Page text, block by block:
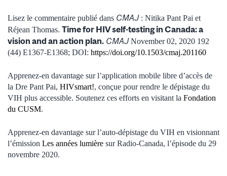
Lisez le commentaire publié dans CMAJ: Nitika Pant Pai et
Réjean Thomas. Time for HIV self-testing in Canada: a
vision and an action plan. CMAJNovember 02, 2020 192
(44) E1367-E1368; DOI: https://doi.org/10.1503/cmaj.201160
Apprenez-en davantage sur l’application mobile libre d’accès de
la Dre Pant Pai, HIVsmart!, conçue pour rendre le dépistage du
VIH plus accessible. Soutenez ces efforts en visitant la Fondation
du CUSM.
Apprenez-en davantage sur l’auto-dépistage du VIH en visionnant
l’émission Les années lumière sur Radio-Canada, l’épisode du 29
novembre 2020.